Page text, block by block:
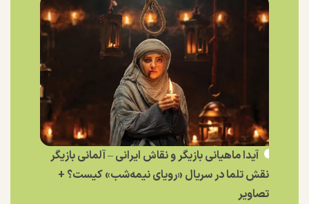
آیدا ماهیانی بازیگر و نقاش ایرانی – آلمانی بازیگر
نقش تلما در سریال «رویای نیمه‌شب» کیست؟ +
تصاویر